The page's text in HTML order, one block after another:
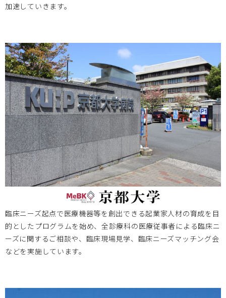
お知らせ
戸大学・大阪医療センター(Bi-AMPS)・東京女子医科大学
は、2024/9/27(金)-28(土)メディカルクリエーションふくし
ま2024に参加いたします。
神戸大学 2024.02.15
2024/3/12 2023年度神戸医療機器創出イノベーションシ
ンポジウム「スタートアップの成功事例―プログラム医療機
器を題材として―」のご案内
大阪医療センター 2024.02.13
2024.02.29 第３回 国立病院機構医工連携マッチングフォー
ラム ～次世代医療システム産業化フォーラム2023 特別例会
加速していきます。
臨床ニーズ起点で医療機器等を創出できる起業家人材の育成を目
的としたプログラムを始め、全診療科の医療従事者による臨床ニ
ーズに関するご相談や、臨床現場見学、臨床ニーズマッチング会
などを実施しています。